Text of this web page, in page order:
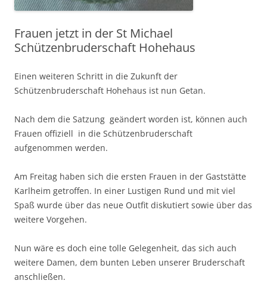
Frauen jetzt in der St Michael
Schützenbruderschaft Hohehaus
Einen weiteren Schritt in die Zukunft der
Schützenbruderschaft Hohehaus ist nun Getan.
Nach dem die Satzung geändert worden ist, können auch
Frauen offiziell in die Schützenbruderschaft
aufgenommen werden.
Am Freitag haben sich die ersten Frauen in der Gaststätte
Karlheim getroffen. In einer Lustigen Rund und mit viel
Spaß wurde über das neue Outfit diskutiert sowie über das
weitere Vorgehen.
Nun wäre es doch eine tolle Gelegenheit, das sich auch
weitere Damen, dem bunten Leben unserer Bruderschaft
anschließen.